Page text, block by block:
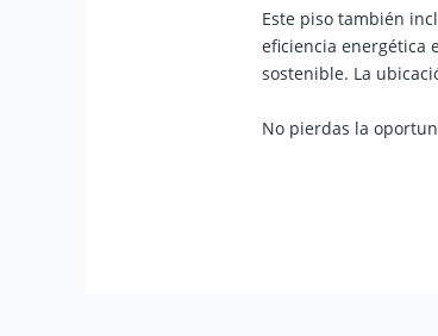
Este piso también
eficiencia energética
sostenible. La
No pierdas la